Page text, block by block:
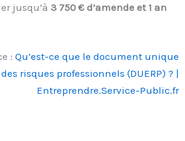
jusqu’à 3 750 € d’amende et 1 an
: Qu’est-ce que le document unique
risques professionnels (DUERP) ? |
Entreprendre.Service-Public.fr